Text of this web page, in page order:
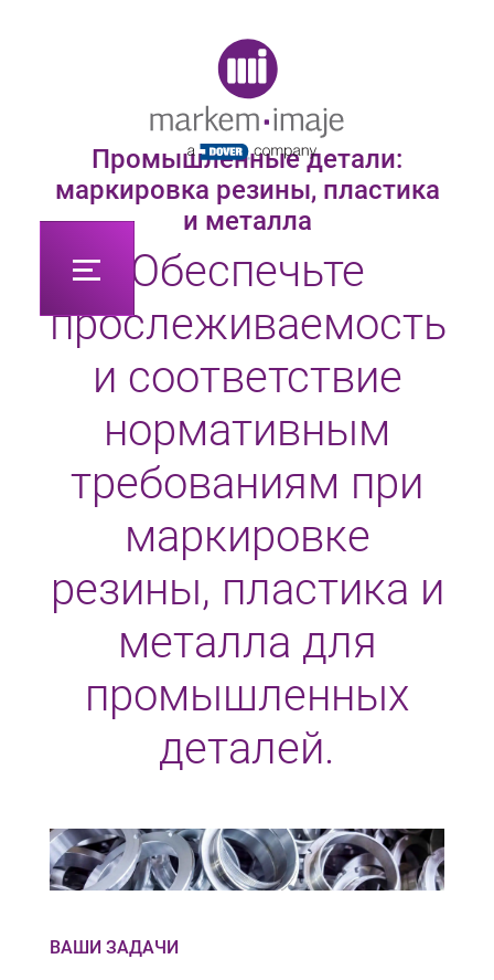
Промышленные детали:
маркировка резины, пластика
и металла
Обеспечьте
прослеживаемость
и соответствие
нормативным
требованиям при
маркировке
резины, пластика и
металла для
промышленных
деталей.
ВАШИ ЗАДАЧИ